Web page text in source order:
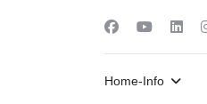
Home-Info